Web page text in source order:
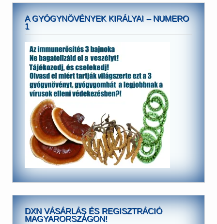
A GYÓGYNÖVÉNYEK KIRÁLYAI – NUMERO
1
DXN VÁSÁRLÁS ÉS REGISZTRÁCIÓ
MAGYARORSZÁGON!